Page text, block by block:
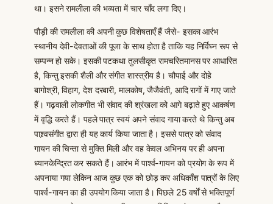
था। इसने रामलीला की भव्यता में चार चाँद लगा दिए।
पौड़ी की रामलीला की अपनी कुछ विशेषताएँ हैं जैसे- इसका आरंभ
स्थानीय देवी-देवताओं की पूजा के साथ होता है ताकि यह निर्विघ्न रूप से
सम्पन्न हो सके। इसकी पटकथा तुलसीकृत रामचरितमानस पर आधारित
है, किन्तु इसकी शैली और संगीत शास्त्रीय है। चौपाई और दोहे
बागोश्री, विहाग, देश दरबारी, मालकोष, जैजैवंती, आदि रागों में गाए जाते
हैं। गढ़वाली लोकगीत भी संवाद की श्रंखला को आगे बढ़ाते हुए आकर्षण
में वृद्धि करते हैं। पहले पात्र स्वयं अपने संवाद गाया करते थे किन्तु अब
पाश्र्वसंगीत द्वारा ही यह कार्य किया जाता है। इससे पात्र को संवाद
गायन की चिन्ता से मुक्ति मिली और वह केवल अभिनय पर ही अपना
ध्यानकेन्द्रित कर सकते हैं। आरंभ में पार्श्व-गायन को प्रयोग के रूप में
अपनाया गया लेकिन आज कुछ एक को छोड़ कर अधिकाँश पात्रों के लिए
पार्श्व-गायन का ही उपयोग किया जाता है। पिछले 25 वर्षों से भक्तिपूर्ण